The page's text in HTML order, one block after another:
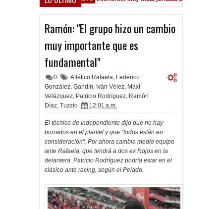
Ramón: "El grupo hizo un cambio
muy importante que es
fundamental"
0 Atlético Rafaela, Federico
González, Gandín, Iván Vélez, Maxi
Velázquez, Patricio Rodríguez, Ramón
Díaz, Tuzzio 12:01 a.m.
El técnico de Independiente dijo que no hay
borrados en el plantel y que "todos están en
consideración". Por ahora cambia medio equipo
ante Rafaela, que tendrá a dos ex Rojos en la
delantera. Patricio Rodríguez podría estar en el
clásico ante racing, según el Pelado.